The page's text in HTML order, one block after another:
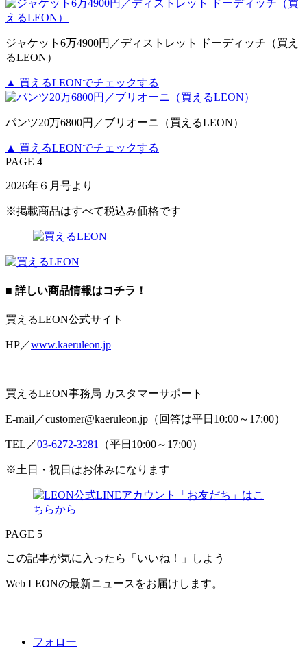
ジャケット6万4900円／ディストレット ドーディッチ（買え
るLEON）
▲ 買えるLEONでチェックする
パンツ20万6800円／ブリオーニ（買えるLEON）
▲ 買えるLEONでチェックする
PAGE 4
2026年６月号より
※掲載商品はすべて税込み価格です
■ 詳しい商品情報はコチラ！
買えるLEON公式サイト
HP／www.kaeruleon.jp
買えるLEON事務局 カスタマーサポート
E-mail／customer@kaeruleon.jp（回答は平日10:00～17:00）
TEL／03-6272-3281 （平日10:00～17:00）
※土日・祝日はお休みになります
PAGE 5
この記事が気に入ったら「いいね！」しよう
Web LEONの最新ニュースをお届けします。
フォロー